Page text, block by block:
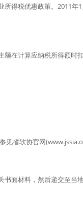
得税优惠政策。2011
在计算应纳税所得额时
省软协官网
面材料，然后递交至当地